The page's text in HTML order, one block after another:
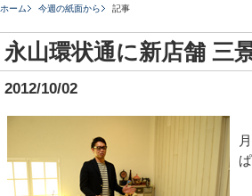
ホーム 今週の紙面から 記事
永山環状通に新店舗 三
2012/10/02